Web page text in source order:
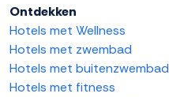
Ontdekken
Hotels met Wellness
Hotels met zwembad
Hotels met buitenzwembad
Hotels met fitness